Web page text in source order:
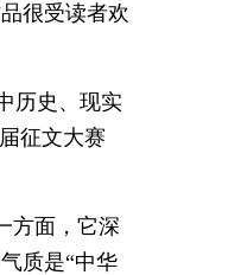
很受读者欢
历史、现实
征文大赛
方面，它深
质是“中华